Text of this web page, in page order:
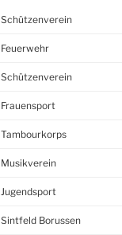
Schützenverein
Feuerwehr
Schützenverein
Frauensport
Tambourkorps
Musikverein
Jugendsport
Sintfeld Borussen